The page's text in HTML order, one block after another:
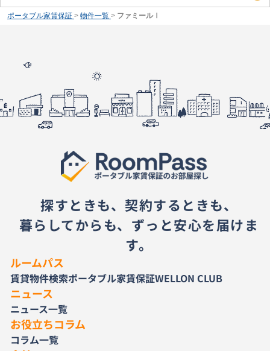
ポータブル家賃保証 > 物件一覧 > ファミールⅠ
探すときも、契約するときも、
暮らしてからも、ずっと安心を届けま
す。
ルームパス
賃貸物件検索ポータブル家賃保証WELLON CLUB
ニュース
ニュース一覧
お役立ちコラム
コラム一覧